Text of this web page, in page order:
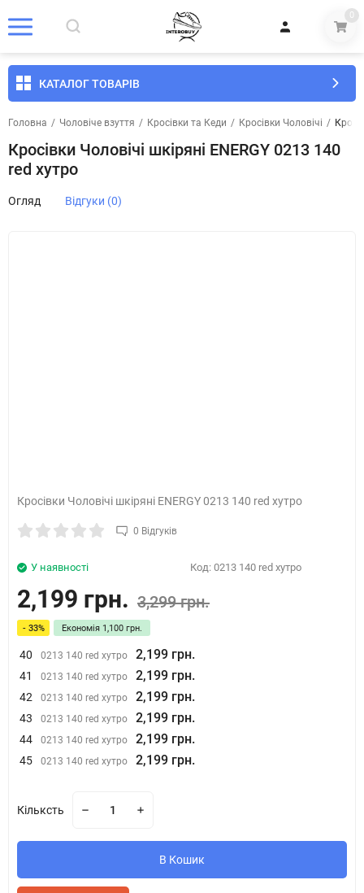
0
КАТАЛОГ ТОВАРІВ
Головна / Чоловіче взуття / Кросівки та Кеди / Кросівки Чоловічі /
Кросівки Чоловічі шкіряні ENERGY 0213 140
red хутро
Огляд Відгуки (0)
Кросівки Чоловічі шкіряні ENERGY 0213 140 red хутро
0 Відгуків
У наявності Код: 0213 140 red хутро
2,199 грн. 3,299 грн.
- 33% Економія 1,100 грн.
40 0213 140 red хутро 2,199 грн.
41 0213 140 red хутро 2,199 грн.
42 0213 140 red хутро 2,199 грн.
43 0213 140 red хутро 2,199 грн.
44 0213 140 red хутро 2,199 грн.
45 0213 140 red хутро 2,199 грн.
Кільксть
В Кошик